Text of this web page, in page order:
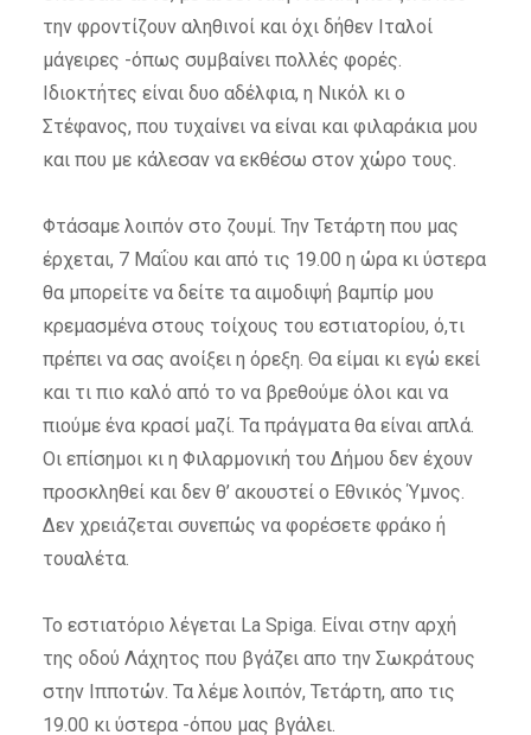
την φροντίζουν αληθινοί και όχι δήθεν Ιταλοί
μάγειρες -όπως συμβαίνει πολλές φορές.
Ιδιοκτήτες είναι δυο αδέλφια, η Νικόλ κι ο
Στέφανος, που τυχαίνει να είναι και φιλαράκια μου
και που με κάλεσαν να εκθέσω στον χώρο τους.
Φτάσαμε λοιπόν στο ζουμί. Την Τετάρτη που μας
έρχεται, 7 Μαΐου και από τις 19.00 η ώρα κι ύστερα
θα μπορείτε να δείτε τα αιμοδιψή βαμπίρ μου
κρεμασμένα στους τοίχους του εστιατορίου, ό,τι
πρέπει να σας ανοίξει η όρεξη. Θα είμαι κι εγώ εκεί
και τι πιο καλό από το να βρεθούμε όλοι και να
πιούμε ένα κρασί μαζί. Τα πράγματα θα είναι απλά.
Οι επίσημοι κι η Φιλαρμονική του Δήμου δεν έχουν
προσκληθεί και δεν θ’ ακουστεί ο Εθνικός Ύμνος.
Δεν χρειάζεται συνεπώς να φορέσετε φράκο ή
τουαλέτα.
Το εστιατόριο λέγεται La Spiga. Είναι στην αρχή
της οδού Λάχητος που βγάζει απο την Σωκράτους
στην Ιπποτών. Τα λέμε λοιπόν, Τετάρτη, απο τις
19.00 κι ύστερα -όπου μας βγάλει.